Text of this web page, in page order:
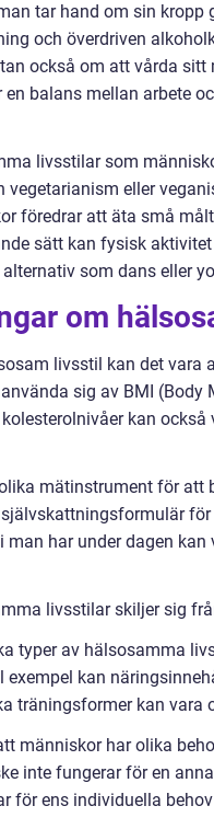
tar hand om sin
och överdriven
också om att vårda
balans mellan arbete
livsstilar som
vegetarianism eller
föredrar att äta små
sätt kan fysisk
som dans eller
om
livsstil kan det
sig av BMI
kan
mätinstrument för att
man har under dagen
livsstilar skiljer sig
typer av hälsosamma
kan
träningsformer kan vara
människor har olika
inte fungerar för en
för ens individuella